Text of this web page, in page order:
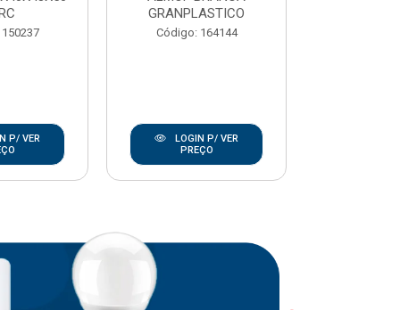
P/ VER
GRANPLASTICO
Código: 164144
LOGIN P/ VER
PREÇO